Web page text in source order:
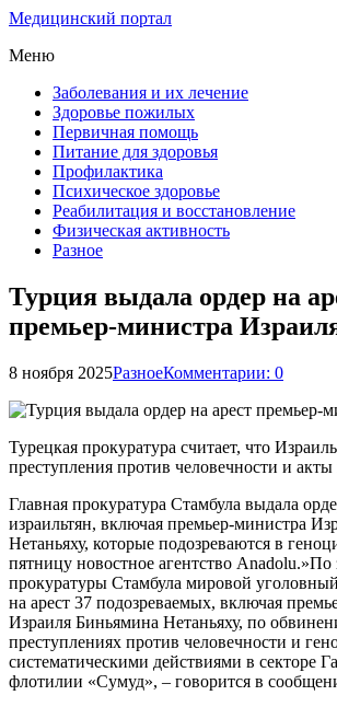
Медицинский портал
Меню
Заболевания и их лечение
Здоровье пожилых
Первичная помощь
Питание для здоровья
Профилактика
Психическое здоровье
Реабилитация и восстановление
Физическая активность
Разное
Турция выдала ордер на
премьер-министра
8 ноября 2025РазноеКомментарии: 0
Турецкая прокуратура считает, что
преступления против человечности и акты
Главная прокуратура Стамбула выдала
израильтян, включая премьер-министра
Нетаньяху, которые подозреваются в
пятницу новостное агентство Anadolu.»По
прокуратуры Стамбула мировой
на арест 37 подозреваемых, включая
Израиля Биньямина Нетаньяху, по
преступлениях против человечности и
систематическими действиями в секторе
флотилии «Сумуд», – говорится в